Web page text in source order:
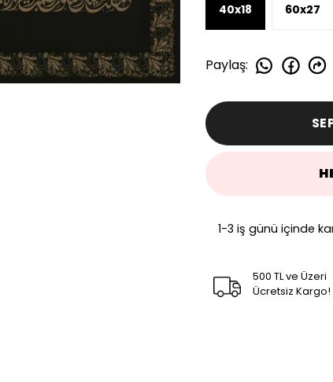
40x18 60x27
Paylaş:
1-3 iş günü içinde
500 TL ve Üzeri
Ücretsiz Kargo!